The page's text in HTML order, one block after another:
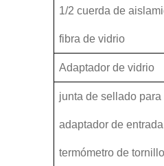
1/2 cuerda de
fibra de vidrio
Adaptador de vidrio
junta de sellado para
adaptador de
termómetro de